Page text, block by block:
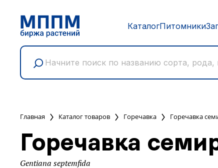
КаталогПитомники
Главная Каталог товаров Горечавка Горечавка
Горечавка
Gentiana septemfida